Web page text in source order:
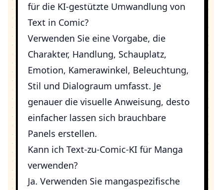
für die KI-gestützte Umwandlung von
Text in Comic?
Verwenden Sie eine Vorgabe, die
Charakter, Handlung, Schauplatz,
Emotion, Kamerawinkel, Beleuchtung,
Stil und Dialograum umfasst. Je
genauer die visuelle Anweisung, desto
einfacher lassen sich brauchbare
Panels erstellen.
Kann ich Text-zu-Comic-KI für Manga
verwenden?
Ja. Verwenden Sie mangaspezifische